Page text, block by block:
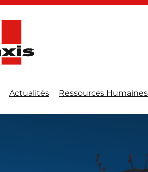
Actualités Ressources Humaines